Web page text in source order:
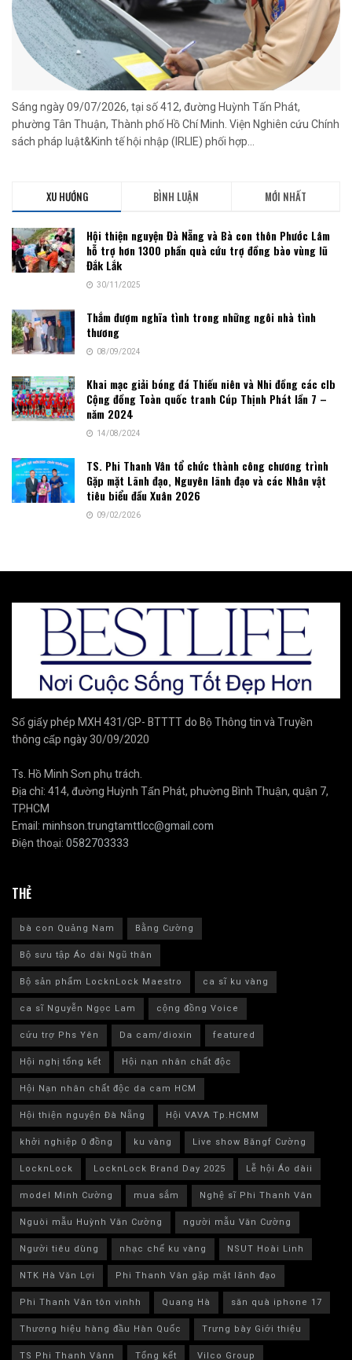
Sáng ngày 09/07/2026, tại số 412, đường Huỳnh Tấn Phát,
phường Tân Thuận, Thành phố Hồ Chí Minh. Viện Nghiên cứu Chính
sách pháp luật&Kinh tế hội nhập (IRLIE) phối hợp...
XU HƯỚNG BÌNH LUẬN MỚI NHẤT
Hội thiện nguyện Đà Nẵng và Bà con thôn Phước Lâm
hỗ trợ hơn 1300 phần quà cứu trợ đồng bào vùng lũ
Đắk Lắk
30/11/2025
Thắm đượm nghĩa tình trong những ngôi nhà tình
thương
08/09/2024
Khai mạc giải bóng đá Thiếu niên và Nhi đồng các clb
Cộng đồng Toàn quốc tranh Cúp Thịnh Phát lần 7 –
năm 2024
14/08/2024
TS. Phi Thanh Vân tổ chức thành công chương trình
Gặp mặt Lãnh đạo, Nguyên lãnh đạo và các Nhân vật
tiêu biểu đầu Xuân 2026
09/02/2026
Số giấy phép MXH 431/GP- BTTTT do Bộ Thông tin và Truyền
thông cấp ngày 30/09/2020
Ts. Hồ Minh Sơn phụ trách.
Địa chỉ: 414, đường Huỳnh Tấn Phát, phường Bình Thuận, quận 7,
TP.HCM
Email:minhson.trungtamttlcc@gmail.com
Điện thoại:0582703333
THẺ
bà con Quảng Nam
Bằng Cường
Bộ sưu tập Áo dài Ngũ thân
Bộ sản phẩm LocknLock Maestro
ca sĩ ku vàng
ca sĩ Nguyễn Ngọc Lam
cộng đồng Voice
cứu trợ Phs Yên
Da cam/dioxin
featured
Hội nghị tổng kết
Hội nạn nhân chất độc
Hội Nạn nhân chất độc da cam HCM
Hội thiện nguyện Đà Nẵng
Hội VAVA Tp.HCMM
khởi nghiệp 0 đồng
ku vàng
Live show Băngf Cường
LocknLock
LocknLock Brand Day 2025
Lễ hội Áo dàii
model Minh Cường
mua sắm
Nghệ sĩ Phi Thanh Vân
Nguòi mẫu Huỳnh Văn Cường
người mẫu Văn Cường
Người tiêu dùng
nhạc chế ku vàng
NSUT Hoài Linh
NTK Hà Văn Lợi
Phi Thanh Vân gặp mặt lãnh đạo
Phi Thanh Vân tôn vinhh
Quang Hà
săn quà iphone 17
Thương hiệu hàng đầu Hàn Quốc
Trưng bày Giới thiệu
TS Phi Thanh Vânn
Tổng kết Vilco Group